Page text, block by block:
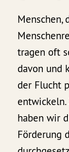
Menschen,
tragen oft
davon und
der Flucht
haben wir
Förderung